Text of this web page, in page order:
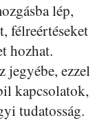
lép,
félreértéseket
hozhat.
jegyébe, ezzel
kapcsolatok,
tudatosság.